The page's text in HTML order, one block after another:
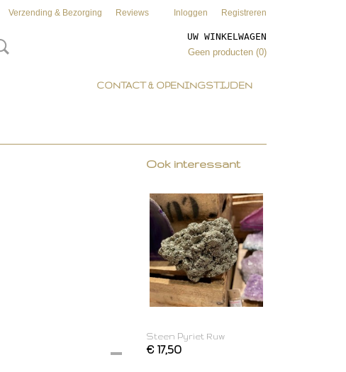
Verzending & Bezorging Reviews Inloggen Registreren
UW WINKELWAGEN
Geen producten (0)
CONTACT & OPENINGSTIJDEN
Ook interessant
Steen Pyriet Ruw
€ 17,50